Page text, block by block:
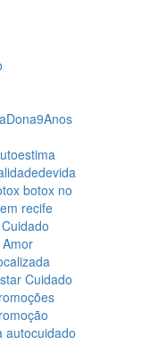
botox no
recife
Amor
Cuidado
autocuidado